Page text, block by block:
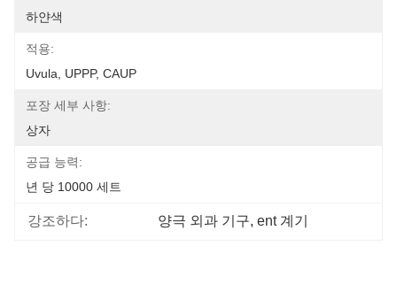
하얀색
적용:
Uvula, UPPP, CAUP
포장 세부 사항:
상자
공급 능력:
년 당 10000 세트
강조하다: 양극 외과 기구, ent 계기